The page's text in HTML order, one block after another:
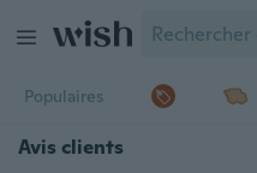
Populaires
Avis clients